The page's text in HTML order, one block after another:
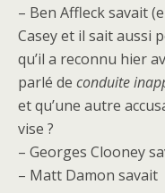
– Ben Affleck savait
Casey et il sait aussi
qu’il a reconnu hier
parlé de conduite
et qu’une autre
vise ?
– Georges Clooney
– Matt Damon savait